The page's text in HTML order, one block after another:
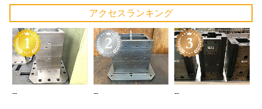
アクセスランキング
-- -- --